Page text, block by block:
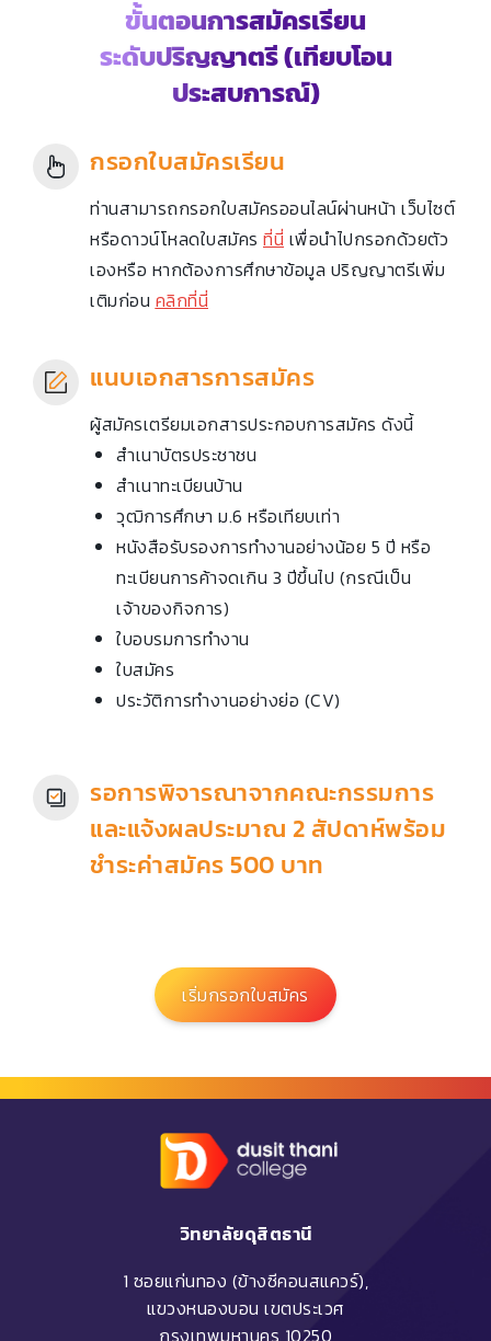
ขั้นตอนการสมัครเรียน
ระดับปริญญาตรี (เทียบโอน
ประสบการณ์)
กรอกใบสมัครเรียน
ท่านสามารถกรอกใบสมัครออนไลน์ผ่านหน้า เว็บไซต์
หรือดาวน์โหลดใบสมัคร ที่นี่ เพื่อนำไปกรอกด้วยตัว
เองหรือ หากต้องการศึกษาข้อมูล ปริญญาตรีเพิ่ม
เติมก่อน คลิกที่นี่
แนบเอกสารการสมัคร
ผู้สมัครเตรียมเอกสารประกอบการสมัคร ดังนี้
สำเนาบัตรประชาชน
สำเนาทะเบียนบ้าน
วุฒิการศึกษา ม.6 หรือเทียบเท่า
หนังสือรับรองการทำงานอย่างน้อย 5 ปี หรือ
ทะเบียนการค้าจดเกิน 3 ปีขึ้นไป (กรณีเป็น
เจ้าของกิจการ)
ใบอบรมการทำงาน
ใบสมัคร
ประวัติการทำงานอย่างย่อ (CV)
รอการพิจารณาจากคณะกรรมการ
และแจ้งผลประมาณ 2 สัปดาห์พร้อม
ชำระค่าสมัคร 500 บาท
เริ่มกรอกใบสมัคร
วิทยาลัยดุสิตธานี
1 ซอยแก่นทอง (ข้างซีคอนสแควร์),
แขวงหนองบอน เขตประเวศ
กรุงเทพมหานคร 10250